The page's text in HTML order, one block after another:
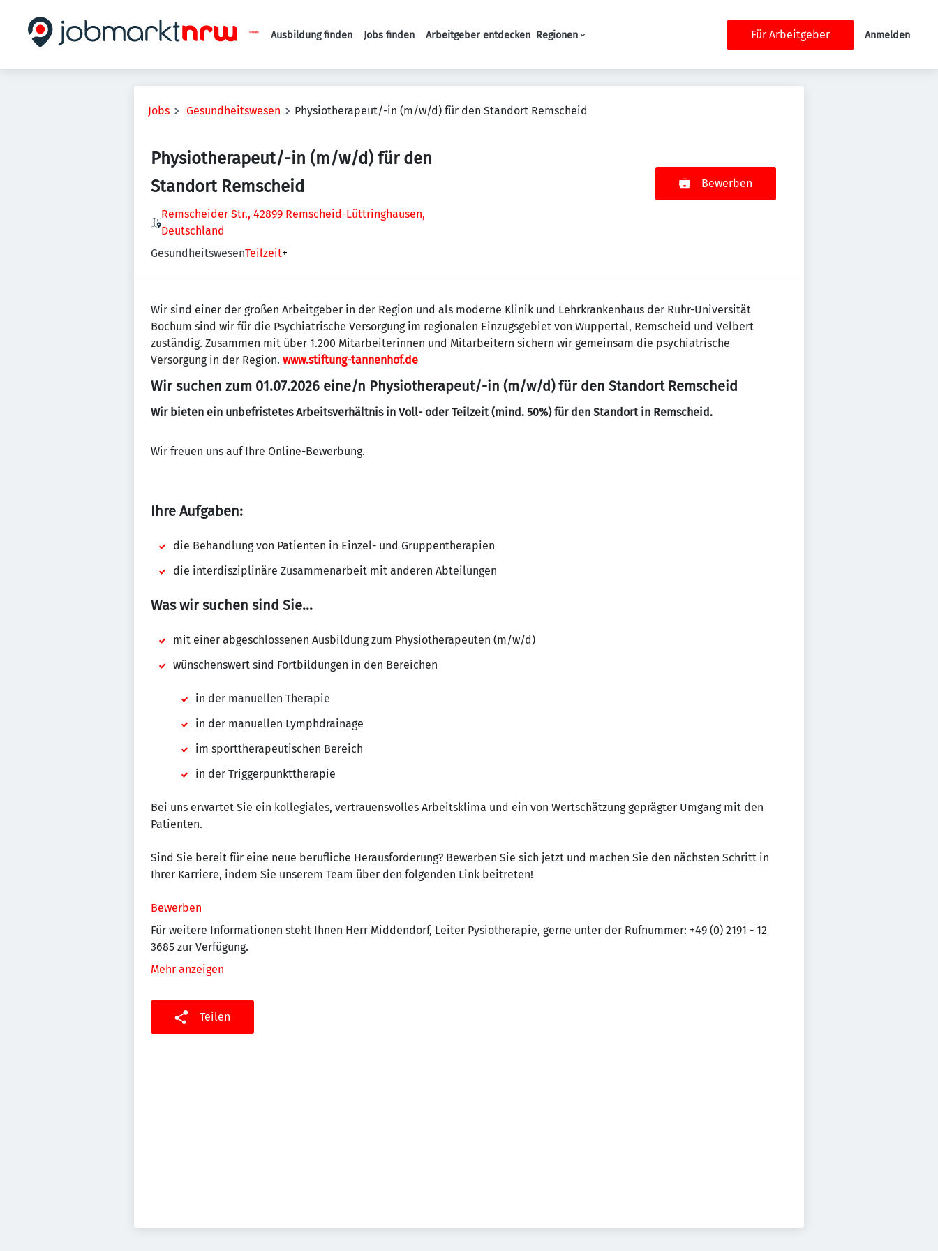
Haupt-Navigation
Ausbildung finden Jobs finden Arbeitgeber entdecken Regionen Für Arbeitgeber Anmelden
Jobs Gesundheitswesen Physiotherapeut/-in (m/w/d) für den Standort Remscheid
Physiotherapeut/-in (m/w/d) für den
Standort Remscheid
Remscheider Str., 42899 Remscheid-Lüttringhausen,
Deutschland
GesundheitswesenTeilzeit+
Bewerben
Wir sind einer der großen Arbeitgeber in der Region und als moderne Klinik und Lehrkrankenhaus der Ruhr-Universität
Bochum sind wir für die Psychiatrische Versorgung im regionalen Einzugsgebiet von Wuppertal, Remscheid und Velbert
zuständig. Zusammen mit über 1.200 Mitarbeiterinnen und Mitarbeitern sichern wir gemeinsam die psychiatrische
Versorgung in der Region. www.stiftung-tannenhof.de
Wir suchen zum 01.07.2026 eine/n Physiotherapeut/-in (m/w/d) für den Standort Remscheid
Wir bieten ein unbefristetes Arbeitsverhältnis in Voll- oder Teilzeit (mind. 50%) für den Standort in Remscheid.
Wir freuen uns auf Ihre Online-Bewerbung.
Ihre Aufgaben:
die Behandlung von Patienten in Einzel- und Gruppentherapien
die interdisziplinäre Zusammenarbeit mit anderen Abteilungen
Was wir suchen sind Sie...
mit einer abgeschlossenen Ausbildung zum Physiotherapeuten (m/w/d)
wünschenswert sind Fortbildungen in den Bereichen
in der manuellen Therapie
in der manuellen Lymphdrainage
im sporttherapeutischen Bereich
in der Triggerpunkttherapie
Bei uns erwartet Sie ein kollegiales, vertrauensvolles Arbeitsklima und ein von Wertschätzung geprägter Umgang mit den
Patienten.
Sind Sie bereit für eine neue berufliche Herausforderung? Bewerben Sie sich jetzt und machen Sie den nächsten Schritt in
Ihrer Karriere, indem Sie unserem Team über den folgenden Link beitreten!
Bewerben
Für weitere Informationen steht Ihnen Herr Middendorf, Leiter Pysiotherapie, gerne unter der Rufnummer: +49 (0) 2191 - 12
3685 zur Verfügung.
Mehr anzeigen
Teilen